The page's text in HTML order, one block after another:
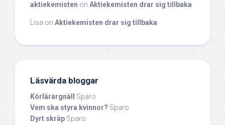
aktiekemisten on Aktiekemisten drar sig tillbaka
Lisa on Aktiekemisten drar sig tillbaka
Läsvärda bloggar
Körlärargnäll
Sparo
Vem ska styra kvinnor? Sparo
Dyrt skräp Sparo